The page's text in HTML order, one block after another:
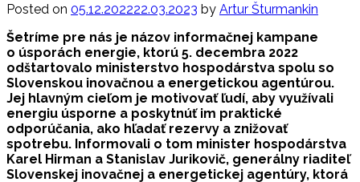
Posted on 05.12.202222.03.2023 by Artur Šturmankin
Šetríme pre nás je názov informačnej kampane
o úsporách energie, ktorú 5. decembra 2022
odštartovalo ministerstvo hospodárstva spolu so
Slovenskou inovačnou a energetickou agentúrou.
Jej hlavným cieľom je motivovať ľudí, aby využívali
energiu úsporne a poskytnúť im praktické
odporúčania, ako hľadať rezervy a znižovať
spotrebu. Informovali o tom minister hospodárstva
Karel Hirman a Stanislav Jurikovič, generálny riaditeľ
Slovenskej inovačnej a energetickej agentúry, ktorá